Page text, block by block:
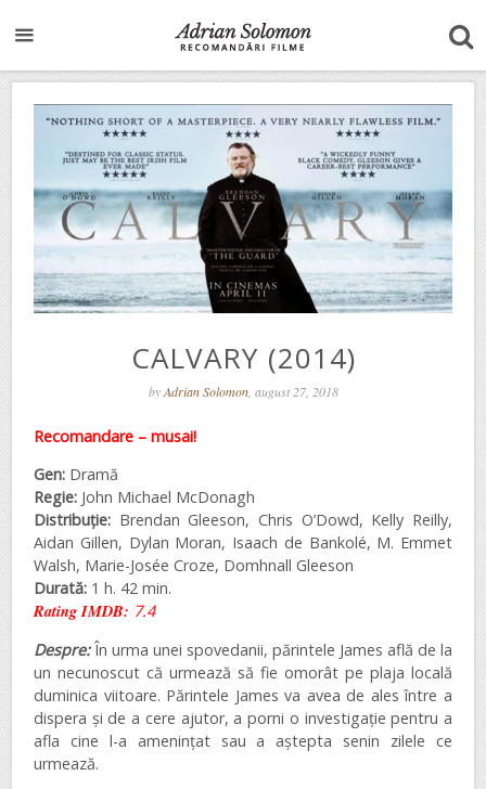
CALVARY (2014)
byAdrian Solomon, august 27, 2018
Recomandare – musai!
Gen: Dramă
Regie: John Michael McDonagh
Distribuție: Brendan Gleeson, Chris O’Dowd, Kelly Reilly,
Aidan Gillen, Dylan Moran, Isaach de Bankolé, M. Emmet
Walsh, Marie-Josée Croze, Domhnall Gleeson
Durată: 1 h. 42 min.
Rating IMDB: 7.4
Despre:În urma unei spovedanii, părintele James află de la
un necunoscut că urmează să fie omorât pe plaja locală
duminica viitoare. Părintele James va avea de ales între a
dispera și de a cere ajutor, a porni o investigație pentru a
afla cine l-a amenințat sau a aștepta senin zilele ce
urmează.